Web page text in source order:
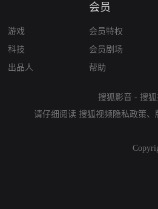
游戏
科技
出品人
会员
会员特权
会员剧场
帮助
搜狐影音 - 搜
请仔细阅读 搜狐视频隐私政策、